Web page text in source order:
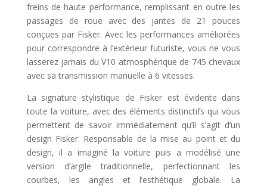
freins de haute performance, remplissant en outre les
passages de roue avec des jantes de 21 pouces
conçues par Fisker. Avec les performances améliorées
pour correspondre à l’extérieur futuriste, vous ne vous
lasserez jamais du V10 atmosphérique de 745 chevaux
avec sa transmission manuelle à 6 vitesses.
La signature stylistique de Fisker est évidente dans
toute la voiture, avec des éléments distinctifs qui vous
permettent de savoir immédiatement qu’il s’agit d’un
design Fisker. Responsable de la mise au point et du
design, il a imaginé la voiture puis a modélisé une
version d’argile traditionnelle, perfectionnant les
courbes, les angles et l’esthétique globale. La